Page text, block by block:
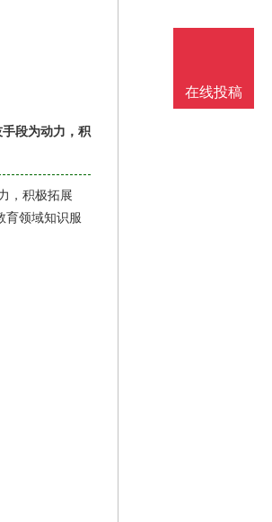
段为动力，积
，积极拓展
育领域知识服
在线投稿